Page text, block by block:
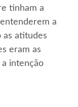
tinham a
a
as atitudes
eram as
a intenção